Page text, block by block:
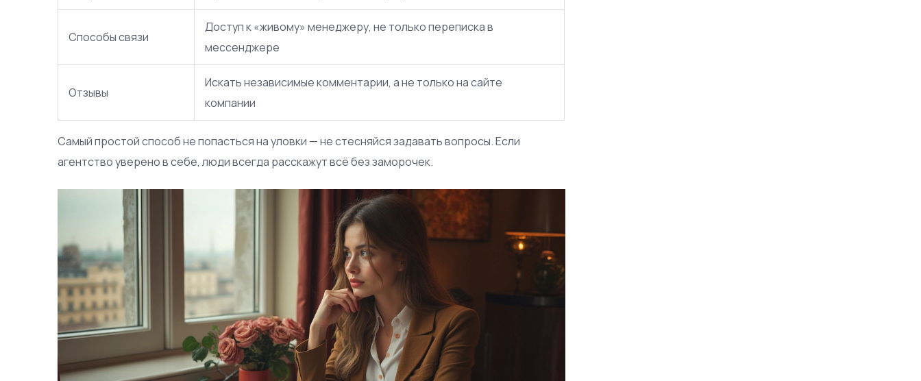
Способы связи
Доступ к «живому» менеджеру, не только переписка в
мессенджере
Отзывы
Искать независимые комментарии, а не только на сайте
компании
Самый простой способ не попасться на уловки — не стесняйся задавать вопросы. Если
агентство уверено в себе, люди всегда расскажут всё без заморочек.